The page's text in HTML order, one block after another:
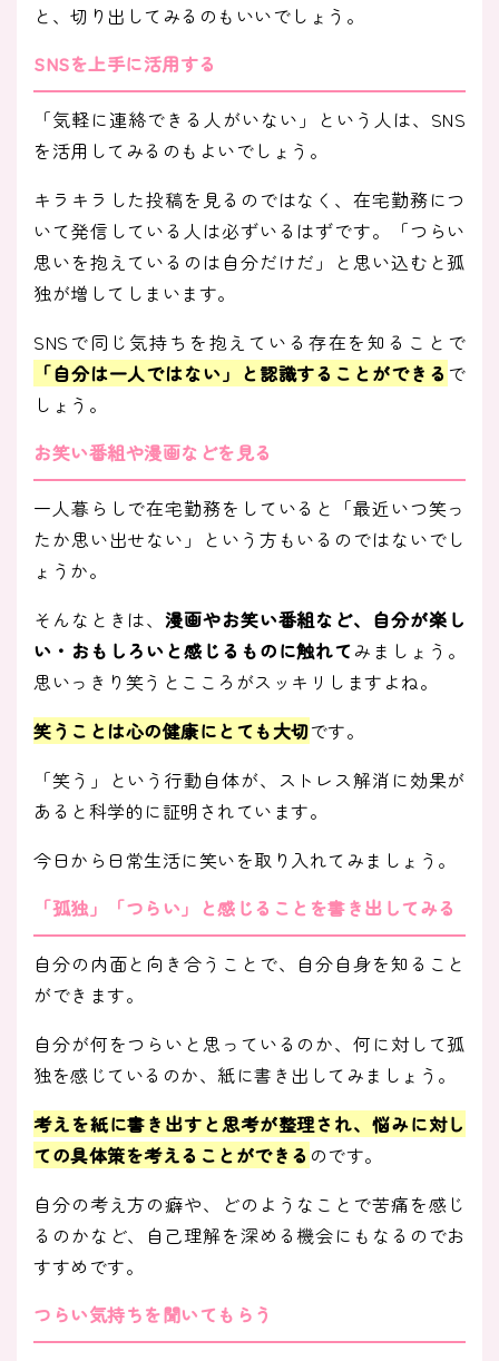
と、切り出してみるのもいいでしょう。
SNSを上手に活用する
「気軽に連絡できる人がいない」という人は、SNS
を活用してみるのもよいでしょう。
キラキラした投稿を見るのではなく、在宅勤務につ
いて発信している人は必ずいるはずです。「つらい
思いを抱えているのは自分だけだ」と思い込むと孤
独が増してしまいます。
SNSで同じ気持ちを抱えている存在を知ることで
「自分は一人ではない」と認識することができる で
しょう。
お笑い番組や漫画などを見る
一人暮らしで在宅勤務をしていると「最近いつ笑っ
たか思い出せない」という方もいるのではないでし
ょうか。
そんなときは、漫画やお笑い番組など、自分が楽し
い・おもしろいと感じるものに触れてみましょう。
思いっきり笑うとこころがスッキリしますよね。
笑うことは心の健康にとても大切です。
「笑う」という行動自体が、ストレス解消に効果が
あると科学的に証明されています。
今日から日常生活に笑いを取り入れてみましょう。
「孤独」「つらい」と感じることを書き出してみる
自分の内面と向き合うことで、自分自身を知ること
ができます。
自分が何をつらいと思っているのか、何に対して孤
独を感じているのか、紙に書き出してみましょう。
考えを紙に書き出すと思考が整理され、悩みに対し
ての具体策を考えることができる のです。
自分の考え方の癖や、どのようなことで苦痛を感じ
るのかなど、自己理解を深める機会にもなるのでお
すすめです。
つらい気持ちを聞いてもらう